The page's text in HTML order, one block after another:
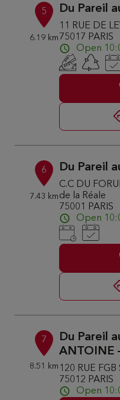
5
6.19 km
Du Pareil
11 RUE DE
75017 PARIS
Open
6
7.43 km
Du Pareil
C.C DU
de la Réale
75001 PARIS
Open
7
8.51 km
Du Pareil
ANTOINE
120 RUE
75012 PARIS
Open